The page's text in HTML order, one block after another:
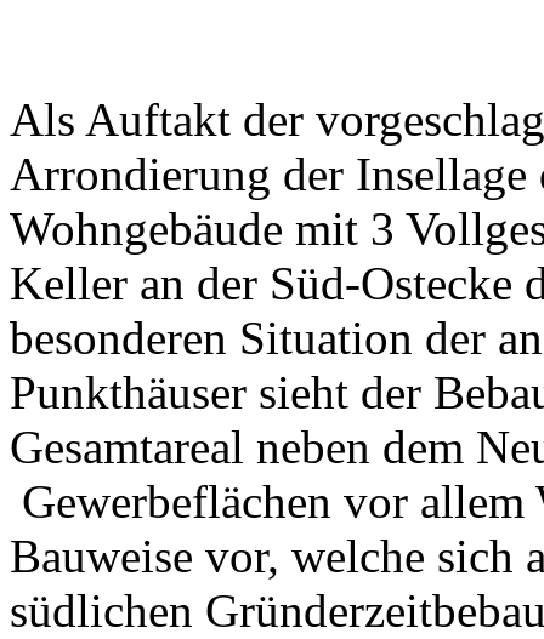
Als Auftakt der
Arrondierung der
Wohngebäude mit 3
Keller an der Süd-Ostecke
besonderen Situation der
Punkthäuser sieht der
Gesamtareal neben dem
Gewerbeflächen vor
Bauweise vor, welche sich
südlichen